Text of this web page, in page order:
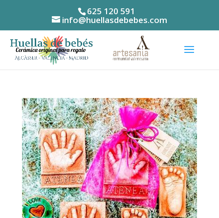
625 120 591
info@huellasdebebes.com